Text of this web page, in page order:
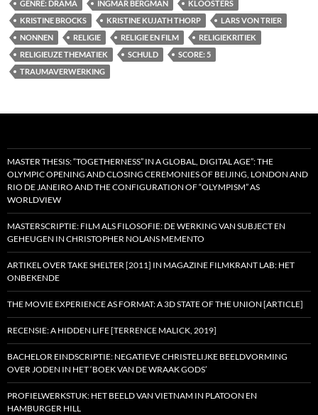
GENRE: DRAMA INGMAR BERGMAN
KLOOSTERS
KRISTINE BROCKS
KRISTINE KUJATH THORP
LARS VON TRIER
NONNEN
RELIGIE RELIGIE EN FILM
RELIGIEKRITIEK
RELIGIEUZE THEMATIEK
SCHULD
SCORE: 5
TRAUMAVERWERKING
MASTER THESIS: “TOGETHERNESS” IN A GLOBAL, DIGITAL AGE”: THE
OLYMPIC OPENING AND CLOSING CEREMONIES OF BEIJING, LONDON AND
RIO DE JANEIRO AND THE CONFIGURATION OF “OLYMPISM” AS
WORLDVIEW
MASTERSCRIPTIE: FILM ALS FILOSOFIE: DE WERKING VAN SUBJECT EN
GEHEUGEN IN CHRISTOPHER NOLANS MEMENTO
ARTIKEL OVER TAKE SHELTER [2011] IN MAGAZINE FILMKRANT LAB: HET
ONBEKENDE
THE MOVIE EXPERIENCE AS FORMAT: A 3D STATE OF THE UNION [ARTICLE]
RECENSIE: A HIDDEN LIFE [TERRENCE MALICK, 2019]
BACHELOR EINDSCRIPTIE: NEGATIEVE CHRISTELIJKE BEELDVORMING
OVER JODEN IN HET ‘BOEK VAN DE WRAAK GODS’
PROFIELWERKSTUK: HET BEELD VAN VIETNAM IN PLATOON EN
HAMBURGER HILL